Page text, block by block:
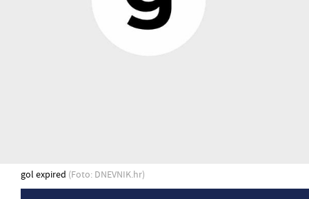
gol expired (Foto: DNEVNIK.hr)